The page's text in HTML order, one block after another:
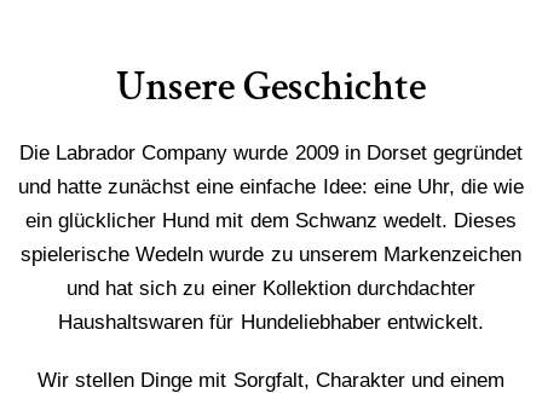
Unsere Geschichte
Die Labrador Company wurde 2009 in Dorset gegründet
und hatte zunächst eine einfache Idee: eine Uhr, die wie
ein glücklicher Hund mit dem Schwanz wedelt. Dieses
spielerische Wedeln wurde zu unserem Markenzeichen
und hat sich zu einer Kollektion durchdachter
Haushaltswaren für Hundeliebhaber entwickelt.
Wir stellen Dinge mit Sorgfalt, Charakter und einem